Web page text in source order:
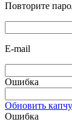
Повторите
E-mail
Ошибка
Обновить капчу
Ошибка